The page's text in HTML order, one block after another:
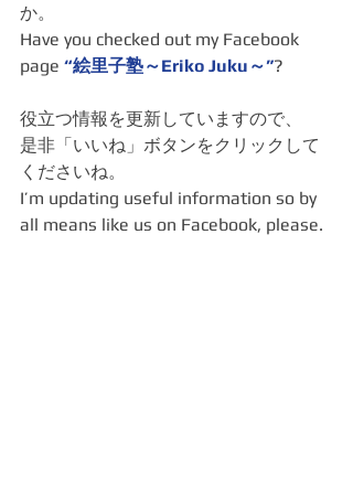
か。
Have you checked out my Facebook
page “絵里子塾～Eriko Juku～”?
役立つ情報を更新していますので、
是非「いいね」ボタンをクリックして
くださいね。
I’m updating useful information so by
all means like us on Facebook, please.